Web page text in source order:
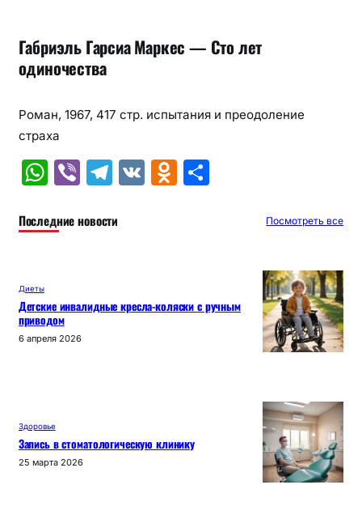
Габриэль Гарсиа Маркес — Сто лет
одиночества
Роман, 1967, 417 стр. испытания и преодоление
страха
W
at
p
p
Vi
er
T
e
m
V O
a
О
в
Последние новости Посмотреть все
Диеты
Детские инвалидные кресла-коляски с ручным
приводом
6 апреля 2026
Здоровье
Запись в стоматологическую клинику
25 марта 2026